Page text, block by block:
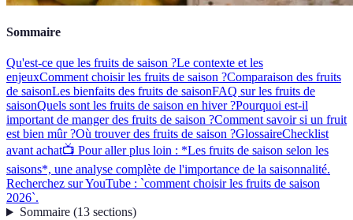
Sommaire
Qu'est-ce que les fruits de saison ?Le contexte et les
enjeuxComment choisir les fruits de saison ?Comparaison des fruits
de saisonLes bienfaits des fruits de saisonFAQ sur les fruits de
saisonQuels sont les fruits de saison en hiver ?Pourquoi est-il
important de manger des fruits de saison ?Comment savoir si un fruit
est bien mûr ?Où trouver des fruits de saison ?GlossaireChecklist
avant achat📺 Pour aller plus loin : *Les fruits de saison selon les
saisons*, une analyse complète de l'importance de la saisonnalité.
Recherchez sur YouTube : `comment choisir les fruits de saison
2026`.
Sommaire(13 sections)